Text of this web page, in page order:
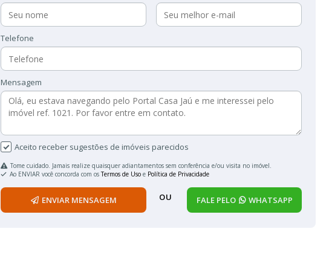
Telefone
Mensagem
Aceito receber sugestões de imóveis parecidos
Tome cuidado. Jamais realize quaisquer adiantamentos sem conferência e/ou visita no imóvel.
Ao ENVIAR você concorda com osTermos de Uso e Política de Privacidade
ENVIAR MENSAGEM OU FALE PELO WHATSAPP